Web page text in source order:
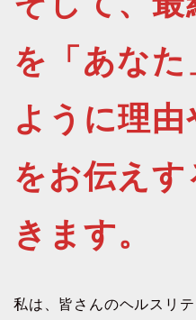
を「あな
ように理
をお伝え
きます。
私は、皆さんのヘルスリ